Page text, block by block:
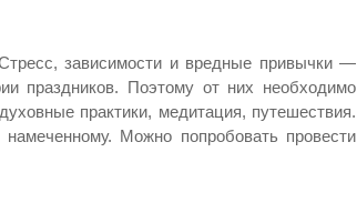
зависимости и вредные привычки —
праздников. Поэтому от них необходимо
практики, медитация, путешествия.
Можно попробовать провести